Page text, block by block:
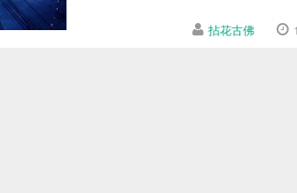
拈花古佛